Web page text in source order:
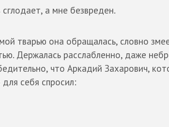
а мне безвреден.
тварью она обращалась, словно
Держалась расслабленно, даже
что Аркадий Захарович,
себя спросил: